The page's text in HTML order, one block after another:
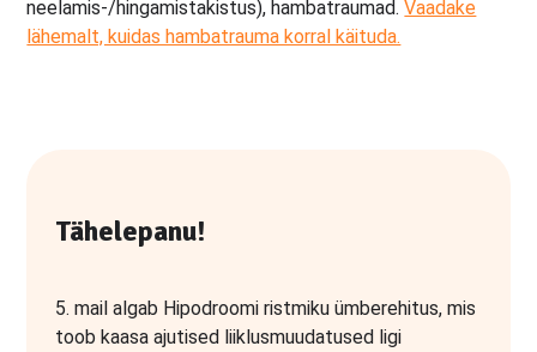
neelamis-/hingamistakistus), hambatraumad.Vaadake
lähemalt, kuidas hambatrauma korral käituda.
Tähelepanu!
5. mail algab Hipodroomi ristmiku ümberehitus, mis
toob kaasa ajutised liiklusmuudatused ligi